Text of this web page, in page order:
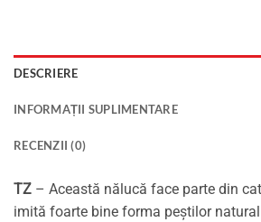
DESCRIERE
INFORMAȚII SUPLIMENTARE
RECENZII (0)
TZ – Această nălucă face parte din
imită foarte bine forma peștilor